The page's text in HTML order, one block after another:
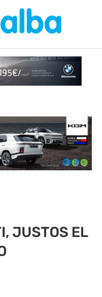
JUSTOS EL